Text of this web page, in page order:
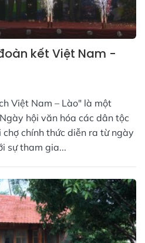
kết Việt Nam -
Việt Nam – Lào" là một
hội văn hóa các dân tộc
chính thức diễn ra từ ngày
sự tham gia...